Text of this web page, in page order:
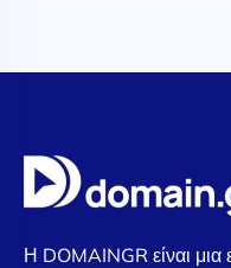
Η DOMAINGR είναι μια